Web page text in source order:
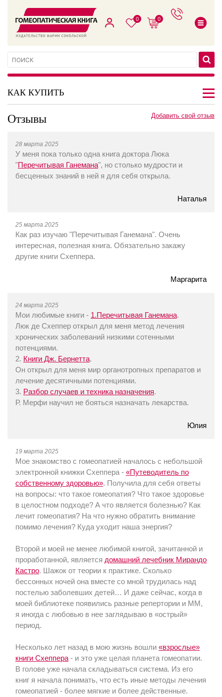
0 0
КАК КУПИТЬ
Добавить свой отзыв
Отзывы
28 марта 2025
У меня пока только одна книга доктора Люка
"Перечитывая Ганемана", но столько мудрости и
бесценных знаний в ней я для себя открыла.
Наталья
25 марта 2025
Как раз изучаю "Перечитывая Ганемана". Очень
интересная, полезная книга. Обязательно закажу
другие книги Схеппера.
Маргарита
24 марта 2025
Мои любимые книги - 1.Перечитывая Ганемана.
Люк де Схеппер открыл для меня метод лечения
хронических заболеваний низкими сотенными
потенциями.
2. Книги Дж. Бернетта.
Он открыл для меня мир органотропных препаратов и
лечение десятичными потенциями.
3. Разбор случаев и техника назначения.
Р. Мерфи научил не бояться назначать лекарства.
Юлия
19 марта 2025
Мое знакомство с гомеопатией началось с небольшой
электронной книжки Схеппера - «Путеводитель по
собственному здоровью». Получила для себя ответы
на вопросы: что такое гомеопатия? Что такое здоровье
в целостном подходе? А что является болезнью? Как
лечит гомеопатия? На что нужно обратить внимание
помимо лечения? Куда уходит наша энергия?
Второй и моей не менее любимой книгой, зачитанной и
проработанной, является домашний лечебник Мирандо
Кастро. Шажок от теории к практике. Сколько
бессонных ночей она вместе со мной трудилась над
постелью заболевших детей… И даже сейчас, когда в
моей библиотеке появились разные репертории и ММ,
я иногда с любовью в нее заглядываю в «острый»
период.
Несколько лет назад в мою жизнь вошли «взрослые»
книги Схеппера - и это уже целая планета гомеопатии.
В голове уже начала складываться система. Из его
книг я начала понимать, что есть иные методы лечения
гомеопатией - более мягкие и более действенные.